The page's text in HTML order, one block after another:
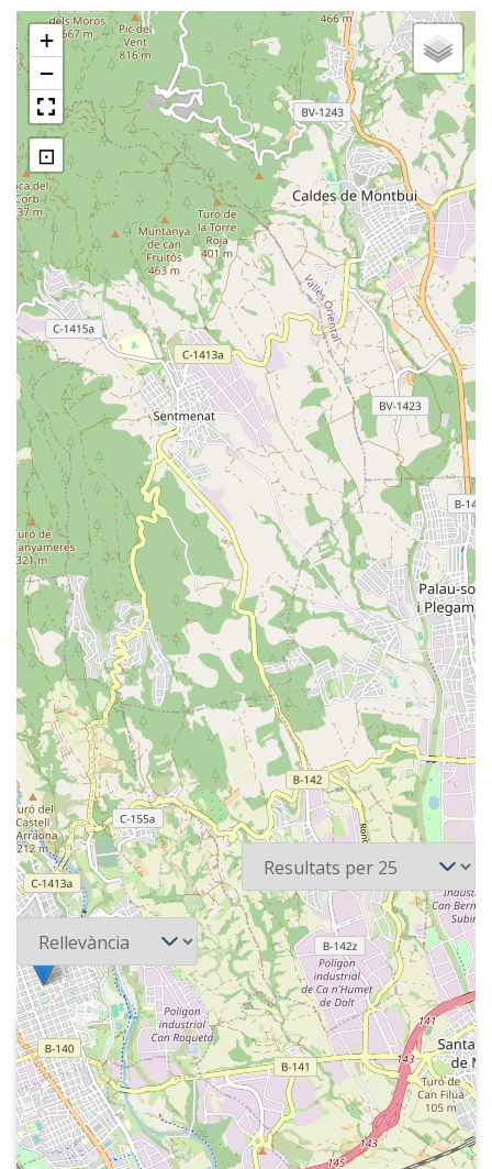
+
−
⊡
7 recursos Per pàgina
Ordena
1977-10-11
Ràdio Sabadell EAJ-20
Funcions de l'nstituto Oficial de
Radiodifusión y Televisión per Juan
Viñas, secretari general de l'IORTV.